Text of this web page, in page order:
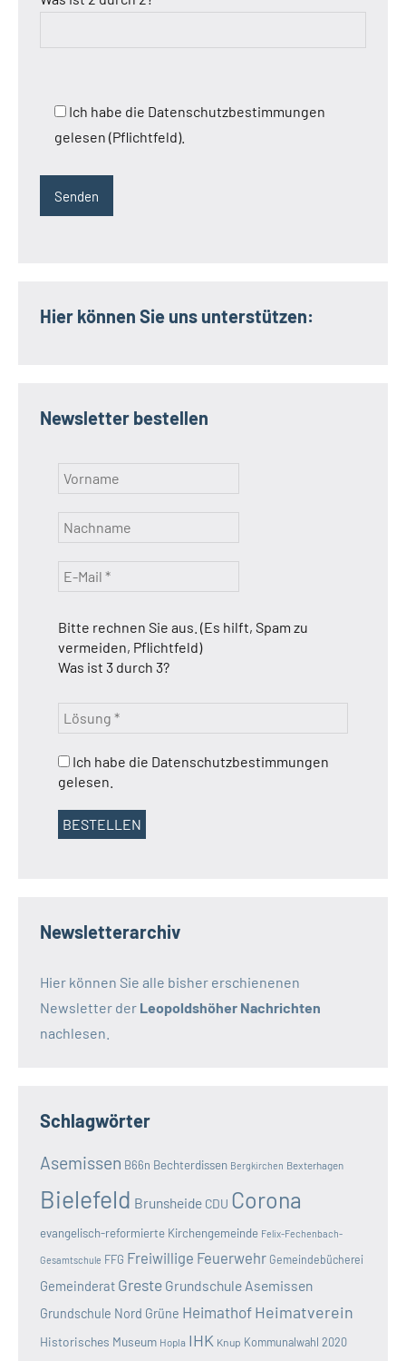
Ich habe die Datenschutzbestimmungen
gelesen (Pflichtfeld).
Hier können Sie uns unterstützen:
Newsletter bestellen
Bitte rechnen Sie aus. (Es hilft, Spam zu
vermeiden, Pflichtfeld)
Was ist 3 durch 3?
Ich habe die Datenschutzbestimmungen
gelesen.
Newsletterarchiv
Hier können Sie alle bisher erschienenen
Newsletter der Leopoldshöher Nachrichten
nachlesen.
Schlagwörter
Asemissen B66n Bechterdissen Bergkirchen Bexterhagen
Bielefeld Brunsheide CDU Corona
evangelisch-reformierte Kirchengemeinde Felix-Fechenbach-
Gesamtschule FFG Freiwillige Feuerwehr Gemeindebücherei
Gemeinderat Greste Grundschule Asemissen
Grundschule Nord Grüne Heimathof Heimatverein
Historisches Museum Hopla IHK Knup Kommunalwahl 2020